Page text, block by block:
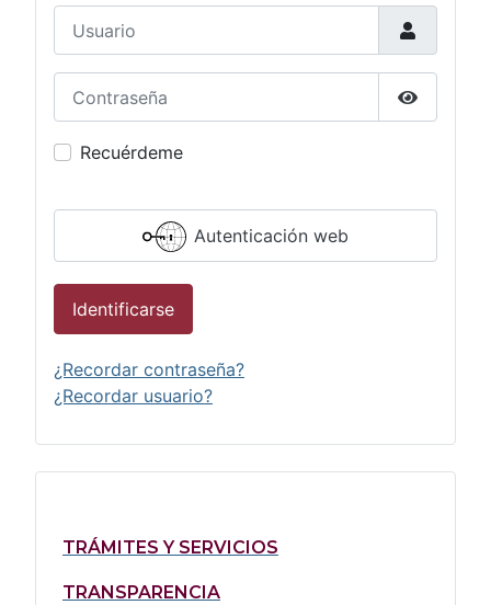
Mostrar
Recuérdeme
Autenticación web
Identificarse
¿Recordar contraseña?
¿Recordar usuario?
TRÁMITES Y SERVICIOS
TRANSPARENCIA